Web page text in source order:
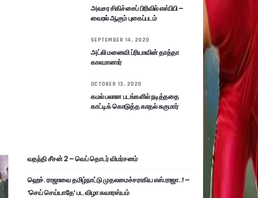
அவசர சிகிச்சைப் பிரிவில் எஸ்பிபி –
வைரல் ஆகும் புகைப்படம்
SEPTEMBER 14, 2020
அட்லி மனைவி ப்ரியாவின் தாத்தா
காலமானார்
OCTOBER 13, 2020
கமல் பலான படங்களில் நடித்ததை
காட்டிக் கொடுத்த காதல் சுகுமார்
வதந்தி சீசன் 2 – வெப் தொடர் விமர்சனம்
ஹெச். ராஜாவை தமிழ்நாட்டு முதலமைச்சராகிய எஸ்.ராஜா..! –
‘செய் செய்யாதே’ பட விழா சுவாரஸ்யம்